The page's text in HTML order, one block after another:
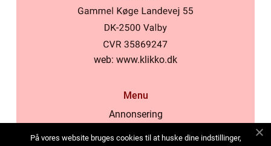
web: www.klikko.dk
Menu
Annonsering
På vores website bruges cookies til at huske dine indstillinger,